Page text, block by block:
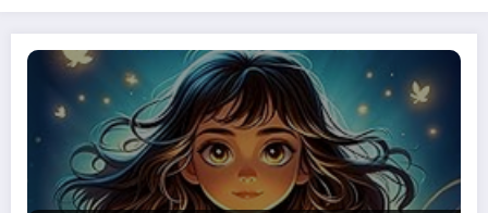
Lisa: Das Geheimnis der Meereskristalle